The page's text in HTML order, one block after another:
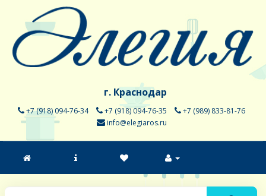
г. Краснодар
+7 (918) 094-76-34 +7 (918) 094-76-35
+7 (989) 833-81-76
info@elegiaros.ru